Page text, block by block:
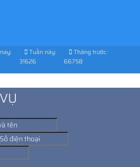
Tuần này:
31626
Tháng trước:
66758